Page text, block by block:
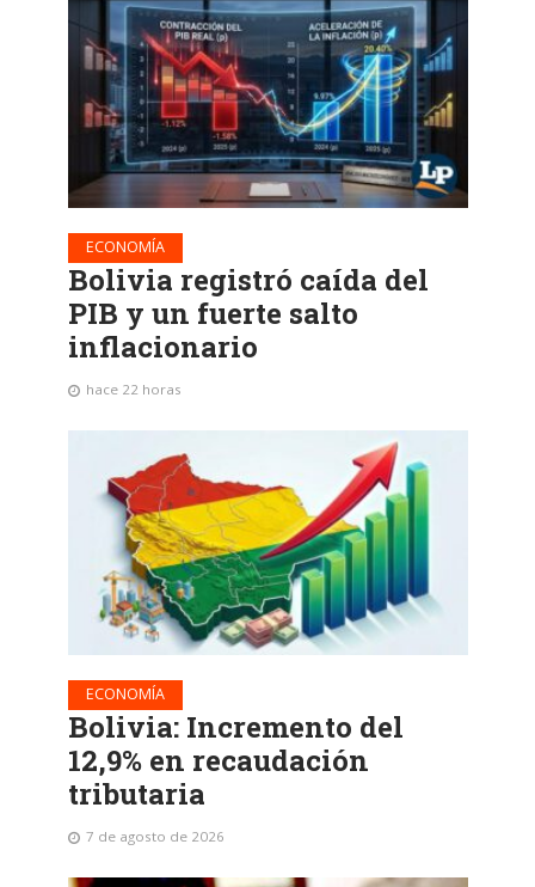
ECONOMÍA
Bolivia registró caída del
PIB y un fuerte salto
inflacionario
hace 22 horas
ECONOMÍA
Bolivia: Incremento del
12,9% en recaudación
tributaria
7 de agosto de 2026